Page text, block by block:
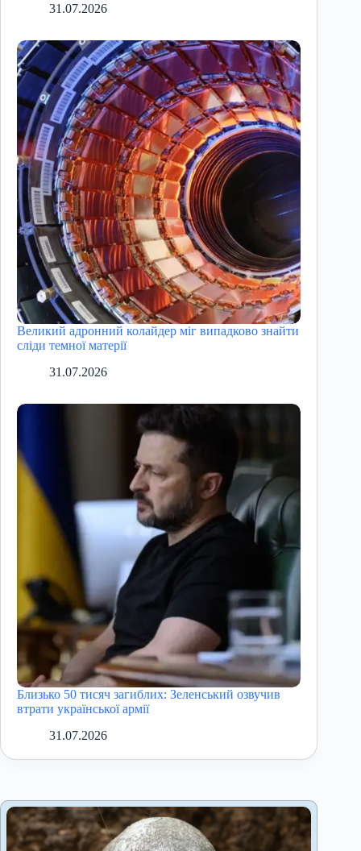
31.07.2026
Великий адронний колайдер міг випадково знайти
сліди темної матерії
31.07.2026
Близько 50 тисяч загиблих: Зеленський озвучив
втрати української армії
31.07.2026